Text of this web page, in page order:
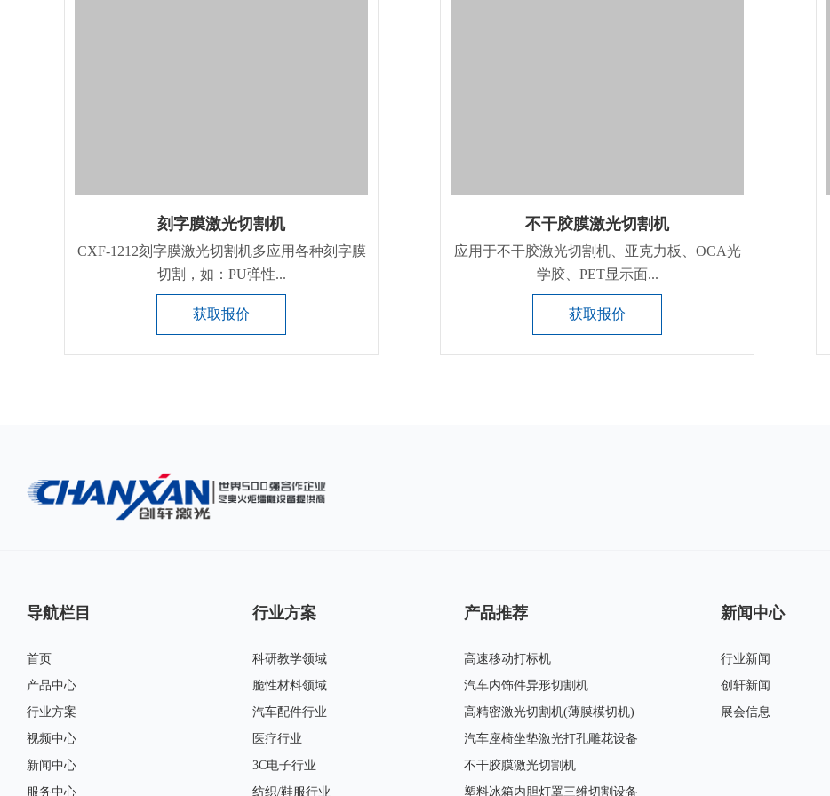
刻字膜激光切割机
CXF-1212刻字膜激光切割机多应用各种刻字膜
切割，如：PU弹性...
获取报价
不干胶膜激光切割机
应用于不干胶激光切割机、亚克力板、OCA光
学胶、PET显示面...
获取报价
导航栏目
首页
产品中心
行业方案
视频中心
新闻中心
服务中心
行业方案
科研教学领域
脆性材料领域
汽车配件行业
医疗行业
3C电子行业
纺织/鞋服行业
产品推荐
高速移动打标机
汽车内饰件异形切割机
高精密激光切割机(薄膜模切机)
汽车座椅坐垫激光打孔雕花设备
不干胶膜激光切割机
塑料冰箱内胆灯罩三维切割设备
新闻中心
行业新闻
创轩新闻
展会信息